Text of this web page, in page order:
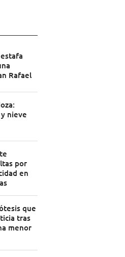
Rafael
nieve
por
en
que
tras
menor